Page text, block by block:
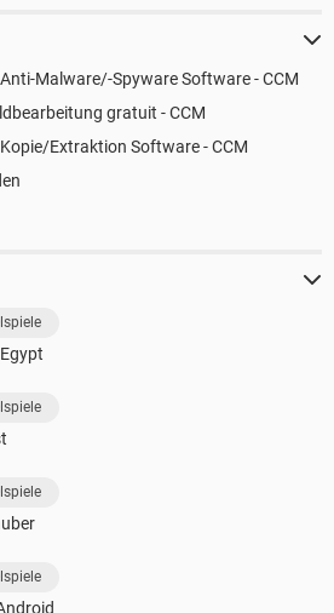
Malware/-Spyware Software - CCM
gratuit - CCM
Extraktion Software - CCM